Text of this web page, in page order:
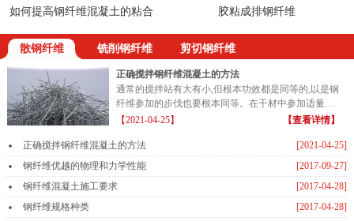
何提高钢纤维混凝土的粘合 胶粘成排钢纤维
散钢纤维 铣削钢纤维 剪切钢纤维
正确搅拌钢纤维混凝土的方法
通常的搅拌站有大有小,但根本功效都是同等的,以是钢
纤维参加的步伐也要根本同等。在干材中参加适量的
钢纤维...
【2021-04-25】 【查看详情】
[2021-04-25]
正确搅拌钢纤维混凝土的方法
[2017-09-27]
钢纤维优越的物理和力学性能
[2017-04-28]
钢纤维混凝土施工要求
[2017-04-28]
钢纤维规格种类